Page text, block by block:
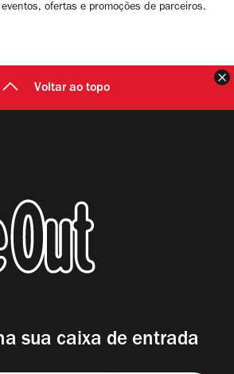
ofertas e promoções de parceiros.
Voltar ao topo
sua caixa de entrada